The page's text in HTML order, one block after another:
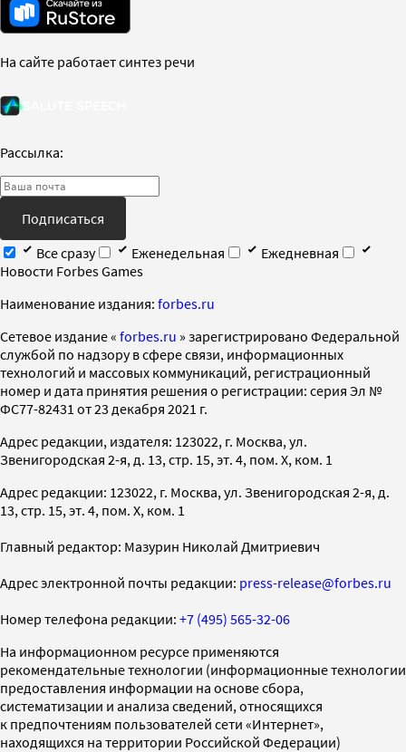
На сайте работает синтез речи
Рассылка:
Подписаться
Все сразу
Еженедельная
Ежедневная
Новости Forbes Games
Наименование издания: forbes.ru
Cетевое издание « forbes.ru » зарегистрировано Федеральной
службой по надзору в сфере связи, информационных
технологий и массовых коммуникаций, регистрационный
номер и дата принятия решения о регистрации: серия Эл №
ФС77-82431 от 23 декабря 2021 г.
Адрес редакции, издателя: 123022, г. Москва, ул.
Звенигородская 2-я, д. 13, стр. 15, эт. 4, пом. X, ком. 1
Адрес редакции: 123022, г. Москва, ул. Звенигородская 2-я, д.
13, стр. 15, эт. 4, пом. X, ком. 1
Главный редактор: Мазурин Николай Дмитриевич
Адрес электронной почты редакции: press-release@forbes.ru
Номер телефона редакции: +7 (495) 565-32-06
На информационном ресурсе применяются
рекомендательные технологии (информационные технологии
предоставления информации на основе сбора,
систематизации и анализа сведений, относящихся
к предпочтениям пользователей сети «Интернет»,
находящихся на территории Российской Федерации)